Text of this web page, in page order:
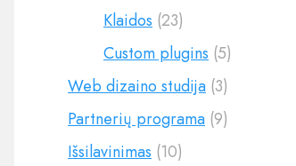
Klaidos (23)
Custom plugins (5)
Web dizaino studija (3)
Partnerių programa (9)
Išsilavinimas (10)